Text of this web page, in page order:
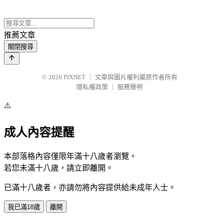
推薦文章
關閉搜尋
© 2026 PIXNET
文章與圖片權利屬原作者所有
隱私權政策
服務聲明
⚠️
成人內容提醒
本部落格內容僅限年滿十八歲者瀏覽。
若您未滿十八歲，請立即離開。
已滿十八歲者，亦請勿將內容提供給未成年人士。
我已滿18歲 離開